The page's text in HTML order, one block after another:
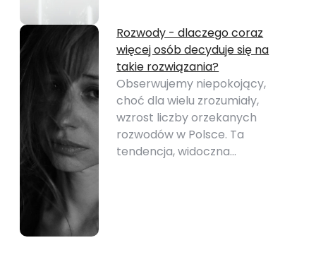
Rozwody - dlaczego coraz
więcej osób decyduje się na
takie rozwiązania?
Obserwujemy niepokojący,
choć dla wielu zrozumiały,
wzrost liczby orzekanych
rozwodów w Polsce. Ta
tendencja, widoczna…